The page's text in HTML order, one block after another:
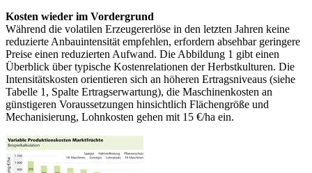
Kosten wieder im Vordergrund
Während die volatilen Erzeugererlöse in den letzten Jahren keine
reduzierte Anbauintensität empfehlen, erfordern absehbar geringere
Preise einen reduzierten Aufwand. Die Abbildung 1 gibt einen
Überblick über typische Kostenrelationen der Herbstkulturen. Die
Intensitätskosten orientieren sich an höheren Ertragsniveaus (siehe
Tabelle 1, Spalte Ertragserwartung), die Maschinenkosten an
günstigeren Voraussetzungen hinsichtlich Flächengröße und
Mechanisierung, Lohnkosten gehen mit 15 €/ha ein.